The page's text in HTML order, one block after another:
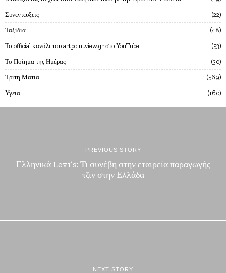
Συνεντευξεις 22
Ταξίδια 48
Το official κανάλι του artpointview.gr στο YouTube 53
Το Ποίημα της Ημέρας 30
Τριτη Ματια 569
Υγεια 160
PREVIOUS STORY
Ελληνικά Levi’s: Τι συνέβη στην εταιρεία παραγωγής
τζιν στην Ελλάδα
NEXT STORY